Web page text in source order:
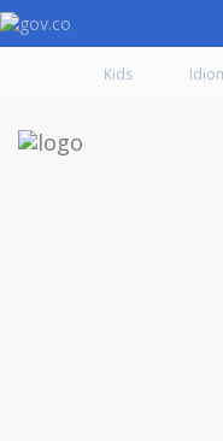
Kids